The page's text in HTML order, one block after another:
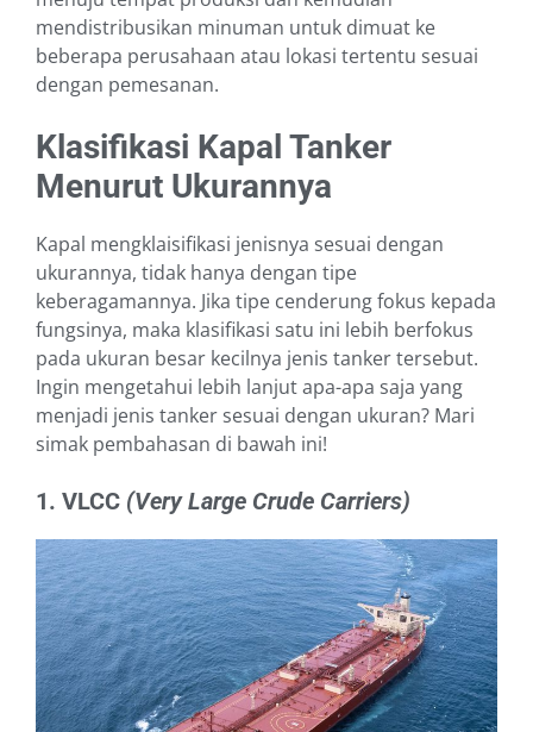
mendistribusikan minuman untuk dimuat ke
beberapa perusahaan atau lokasi tertentu sesuai
dengan pemesanan.
Klasifikasi Kapal Tanker
Menurut Ukurannya
Kapal mengklaisifikasi jenisnya sesuai dengan
ukurannya, tidak hanya dengan tipe
keberagamannya. Jika tipe cenderung fokus kepada
fungsinya, maka klasifikasi satu ini lebih berfokus
pada ukuran besar kecilnya jenis tanker tersebut.
Ingin mengetahui lebih lanjut apa-apa saja yang
menjadi jenis tanker sesuai dengan ukuran? Mari
simak pembahasan di bawah ini!
1. VLCC (Very Large Crude Carriers)